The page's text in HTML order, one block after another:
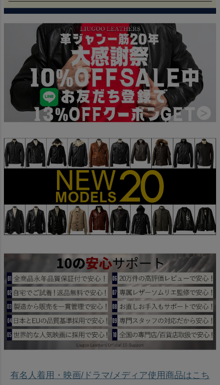
有名人着用・映画/ドラマ/メディア使用商品はこち